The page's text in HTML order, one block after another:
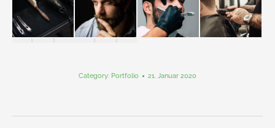
Category: Portfolio 21. Januar 2020